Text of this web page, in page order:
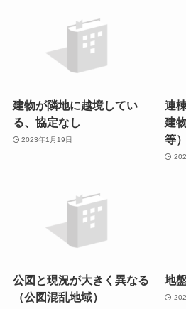
建物が隣地に越境してい
る、協定なし
2023年1月19日
連
建
等
公図と現況が大きく異なる
（公図混乱地域）
地